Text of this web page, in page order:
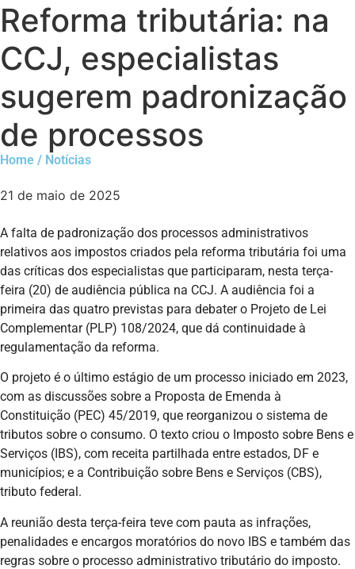
Reforma tributária: na
CCJ, especialistas
sugerem padronização
de processos
Home / Notícias
21 de maio de 2025
A falta de padronização dos processos administrativos
relativos aos impostos criados pela reforma tributária foi uma
das críticas dos especialistas que participaram, nesta terça-
feira (20) de audiência pública na CCJ. A audiência foi a
primeira das quatro previstas para debater o Projeto de Lei
Complementar (PLP) 108/2024, que dá continuidade à
regulamentação da reforma.
O projeto é o último estágio de um processo iniciado em 2023,
com as discussões sobre a Proposta de Emenda à
Constituição (PEC) 45/2019, que reorganizou o sistema de
tributos sobre o consumo. O texto criou o Imposto sobre Bens e
Serviços (IBS), com receita partilhada entre estados, DF e
municípios; e a Contribuição sobre Bens e Serviços (CBS),
tributo federal.
A reunião desta terça-feira teve com pauta as infrações,
penalidades e encargos moratórios do novo IBS e também das
regras sobre o processo administrativo tributário do imposto.